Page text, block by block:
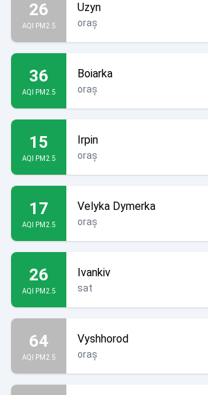
26
AQI PM2.5
Uzyn
oraș
36
AQI PM2.5
Boiarka
oraș
15
AQI PM2.5
Irpin
oraș
17
AQI PM2.5
Velyka Dymerka
oraș
26
AQI PM2.5
Ivankiv
sat
64
AQI PM2.5
Vyshhorod
oraș